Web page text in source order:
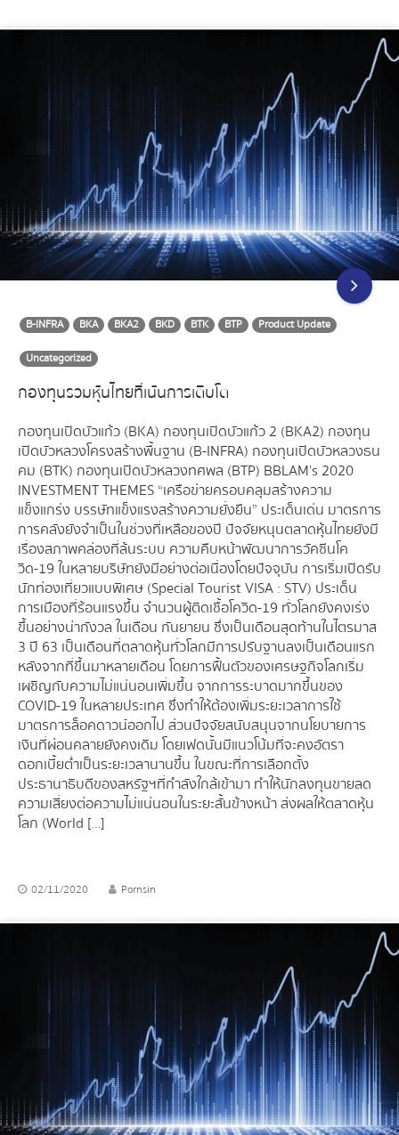
B-INFRA BKA BKA2 BKD BTK BTP
Product Update
Uncategorized
กองทุนรวมหุ้นไทยที่เน้นการเติบโต
กองทุนเปิดบัวแก้ว (BKA) กองทุนเปิดบัวแก้ว 2 (BKA2) กองทุน
เปิดบัวหลวงโครงสร้างพื้นฐาน (B-INFRA) กองทุนเปิดบัวหลวงธน
คม (BTK) กองทุนเปิดบัวหลวงทศพล (BTP) BBLAM’s 2020
INVESTMENT THEMES “เครือข่ายครอบคลุมสร้างความ
แข็งแกร่ง บรรษัทแข็งแรงสร้างความยั่งยืน” ประเด็นเด่น มาตรการ
การคลังยังจำเป็นในช่วงที่เหลือของปี ปัจจัยหนุนตลาดหุ้นไทยยังมี
เรื่องสภาพคล่องที่ล้นระบบ ความคืบหน้าพัฒนาการวัคซีนโค
วิด-19 ในหลายบริษัทยังมีอย่างต่อเนื่องโดยปัจจุบัน การเริ่มเปิดรับ
นักท่องเที่ยวแบบพิเศษ (Special Tourist VISA : STV) ประเด็น
การเมืองที่ร้อนแรงขึ้น จำนวนผู้ติดเชื้อโควิด-19 ทั่วโลกยังคงเร่ง
ขึ้นอย่างน่ากังวล ในเดือน กันยายน ซึ่งเป็นเดือนสุดท้านในไตรมาส
3 ปี 63 เป็นเดือนที่ตลาดหุ้นทั่วโลกมีการปรับฐานลงเป็นเดือนแรก
หลังจากที่ขึ้นมาหลายเดือน โดยการฟื้นตัวของเศรษฐกิจโลกเริ่ม
เผชิญกับความไม่แน่นอนเพิ่มขึ้น จากการระบาดมากขึ้นของ
COVID-19 ในหลายประเทศ ซึ่งทำให้ต้องเพิ่มระยะเวลาการใช้
มาตรการล็อคดาวน์ออกไป ส่วนปัจจัยสนับสนุนจากนโยบายการ
เงินที่ผ่อนคลายยังคงเดิม โดยเฟดนั้นมีแนวโน้มที่จะคงอัตรา
ดอกเบี้ยต่ำเป็นระยะเวลานานขึ้น ในขณะที่การเลือกตั้ง
ประธานาธิบดีของสหรัฐฯที่กำลังใกล้เข้ามา ทำให้นักลงทุนขายลด
ความเสี่ยงต่อความไม่แน่นอนในระยะสั้นข้างหน้า ส่งผลให้ตลาดหุ้น
โลก (World […]
02/11/2020 Pornsin